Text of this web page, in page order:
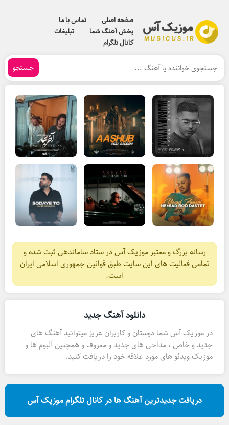
صفحه اصلی
تماس با ما
پخش آهنگ شما
تبلیغات
کانال تلگرام
جستجو
رسانه بزرگ و معتبر موزیک آس در ستاد ساماندهی ثبت شده و
تمامی فعالیت های این سایت طبق قوانین جمهوری اسلامی ایران
است.
دانلود آهنگ جدید
در موزیک آس شما دوستان و کاربران عزیز میتوانید آهنگ های
جدید و خاص ، مداحی های جدید و معروف و همچنین آلبوم ها و
موزیک ویدئو های مورد علاقه خود را دریافت کنید.
دریافت جدیدترین آهنگ ها در کانال تلگرام موزیک آس